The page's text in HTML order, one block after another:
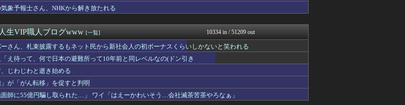
いで前知事に聞き取り調査へ
』無料アップデート「Dawn of the ...
PlaySphere | ...
ションいつの間にか修正されてたのか
ウマ娘まとめ速報うまろぐ
ｗｗｗｗ
Y速報
中だけはしっかりラスダンしてるじゃねーか
艦これ速報 艦隊これくしょ...
音ミクなんだよｗｗｗｗｗ
なかったのが敗因な件
阪神タイガースちゃんねる
2ch東方スレ観測所
アテンザは羊の皮を被った狼だった！
】ドクタードゥームの...
ヒーローNEWS
それ買う。ちな現場仕事
登山ちゃんねる
気象予報士さん、NHKから解き放たれる
生VIP職人ブログwww [一覧] 10334 in / 51209 out
ーさん、札束披露するもネット民から新社会人の初ボーナスくらいしかないと笑われる
「え待って、何で日本の避難所って10年前と同レベルなの(ドン引き
、じわじわと逝き始める
」が「がん転移」を促すと判明
師に55億円騙し取られた…」 ワイ「はえーかわいそう…会社滅茶苦茶やろなぁ」